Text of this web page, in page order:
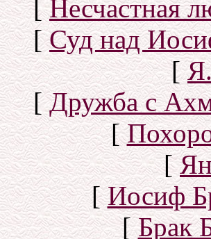
[Несчастная
[Суд над
[
[Дружба с
[
[
[Иосиф
[Брак